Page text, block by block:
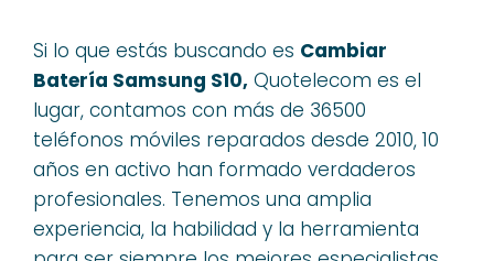
Si lo que estás buscando es Cambiar
Batería Samsung S10, Quotelecom es el
lugar, contamos con más de 36500
teléfonos móviles reparados desde 2010, 10
años en activo han formado verdaderos
profesionales. Tenemos una amplia
experiencia, la habilidad y la herramienta